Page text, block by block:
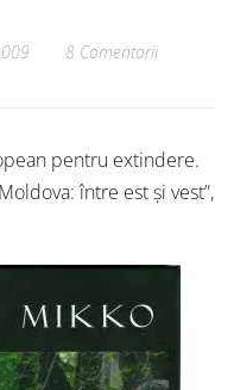
8 Comentarii
pentru extindere.
între est și vest”,